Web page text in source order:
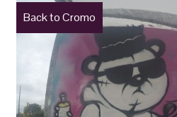
Back to Cromo